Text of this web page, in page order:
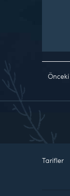
Önceki
Tarifler